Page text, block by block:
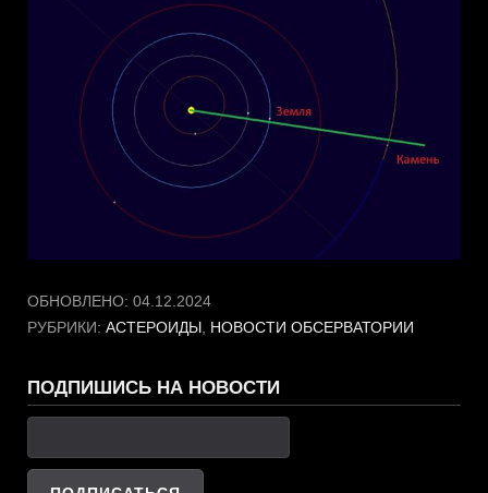
ОБНОВЛЕНО: 04.12.2024
РУБРИКИ: АСТЕРОИДЫ НОВОСТИ ОБСЕРВАТОРИИ
ПОДПИШИСЬ НА НОВОСТИ